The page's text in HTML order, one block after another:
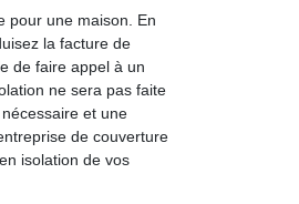
pour une maison. En
la facture de
de faire appel à un
ne sera pas faite
et une
de couverture
isolation de vos